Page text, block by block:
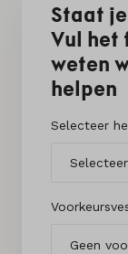
Staat
Vul het
weten
helpen
Selecteer